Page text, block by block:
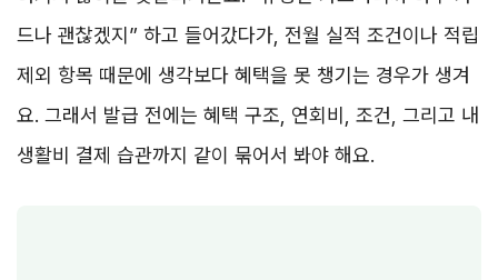
드나 괜찮겠지” 하고 들어갔다가, 전월 실적 조건이나 적립
제외 항목 때문에 생각보다 혜택을 못 챙기는 경우가 생겨
요. 그래서 발급 전에는 혜택 구조, 연회비, 조건, 그리고 내
생활비 결제 습관까지 같이 묶어서 봐야 해요.